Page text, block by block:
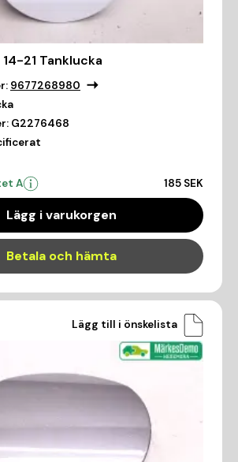
21 Tanklucka
9677268980
G2276468
A 185 SEK
Lägg i varukorgen
Betala och hämta
Lägg till i önskelista